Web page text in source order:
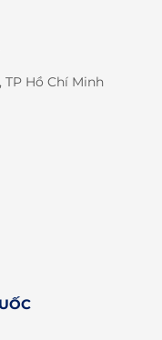
TP Hồ Chí Minh